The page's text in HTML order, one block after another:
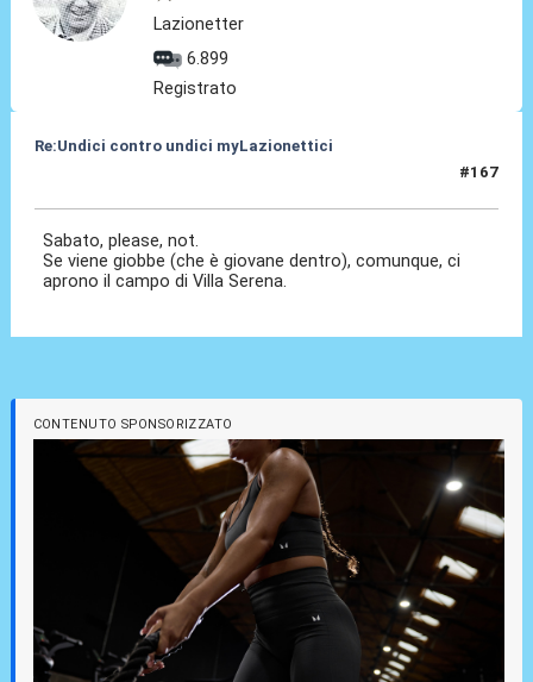
Lazionetter
6.899
Registrato
Re:Undici contro undici myLazionettici
#167
Sabato, please, not.
Se viene giobbe (che è giovane dentro), comunque, ci
aprono il campo di Villa Serena.
CONTENUTO SPONSORIZZATO